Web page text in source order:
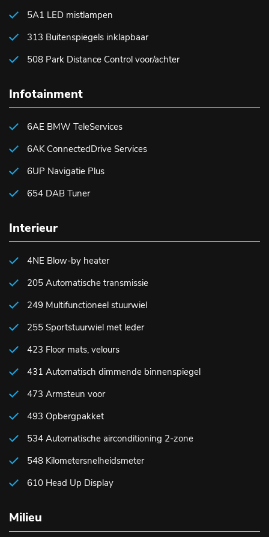
5A1 LED mistlampen
313 Buitenspiegels inklapbaar
508 Park Distance Control voor/achter
Infotainment
6AE BMW TeleServices
6AK ConnectedDrive Services
6UP Navigatie Plus
654 DAB Tuner
Interieur
4NE Blow-by heater
205 Automatische transmissie
249 Multifunctioneel stuurwiel
255 Sportstuurwiel met leder
423 Floor mats, velours
431 Automatisch dimmende binnenspiegel
473 Armsteun voor
493 Opbergpakket
534 Automatische airconditioning 2-zone
548 Kilometersnelheidsmeter
610 Head Up Display
Milieu